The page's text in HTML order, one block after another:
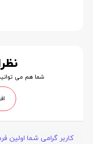
شما هم می
کاربر گرامی شما اولین